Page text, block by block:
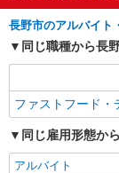
キー
長野市のアルバイト
同じ職種から長
ファストフード・
同じ雇用形態か
アルバイト